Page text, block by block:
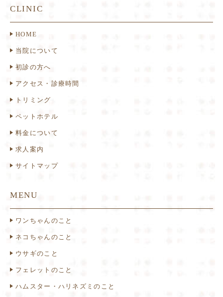
CLINIC
HOME
当院について
初診の方へ
アクセス・診療時間
トリミング
ペットホテル
料金について
求人案内
サイトマップ
MENU
ワンちゃんのこと
ネコちゃんのこと
ウサギのこと
フェレットのこと
ハムスター・ハリネズミのこと